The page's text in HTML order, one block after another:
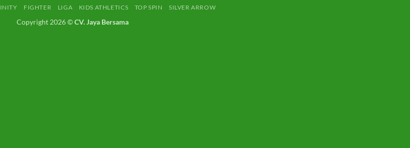
FIGHTER LIGA KIDS ATHLETICS TOP SPIN SILVER ARROW
Copyright 2026 ©CV. Jaya Bersama